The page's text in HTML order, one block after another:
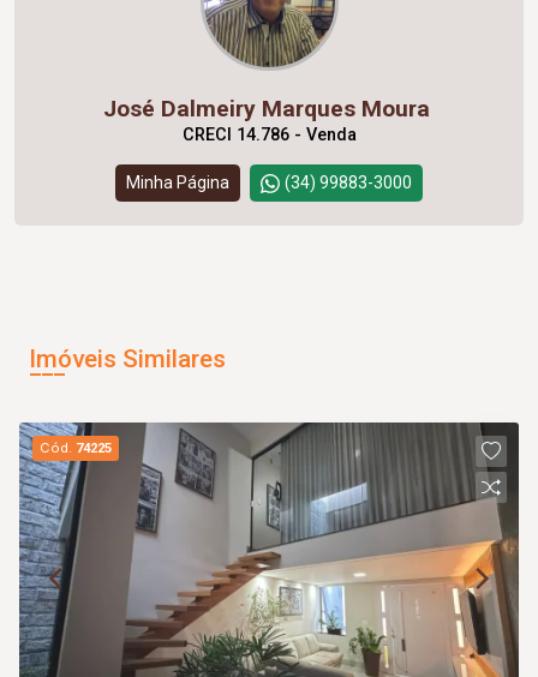
José Dalmeiry Marques Moura
CRECI 14.786 - Venda
Minha Página (34) 99883-3000
Imóveis Similares
Cód. 74225